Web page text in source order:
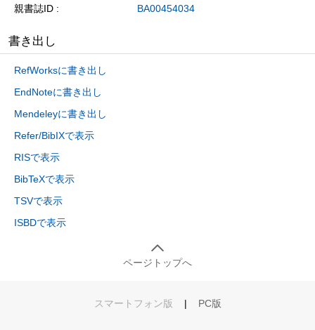
親書誌ID BA00454034
書き出し
RefWorksに書き出し
EndNoteに書き出し
Mendeleyに書き出し
Refer/BibIXで表示
RISで表示
BibTeXで表示
TSVで表示
ISBDで表示
ページトップへ
スマートフォン版 | PC版